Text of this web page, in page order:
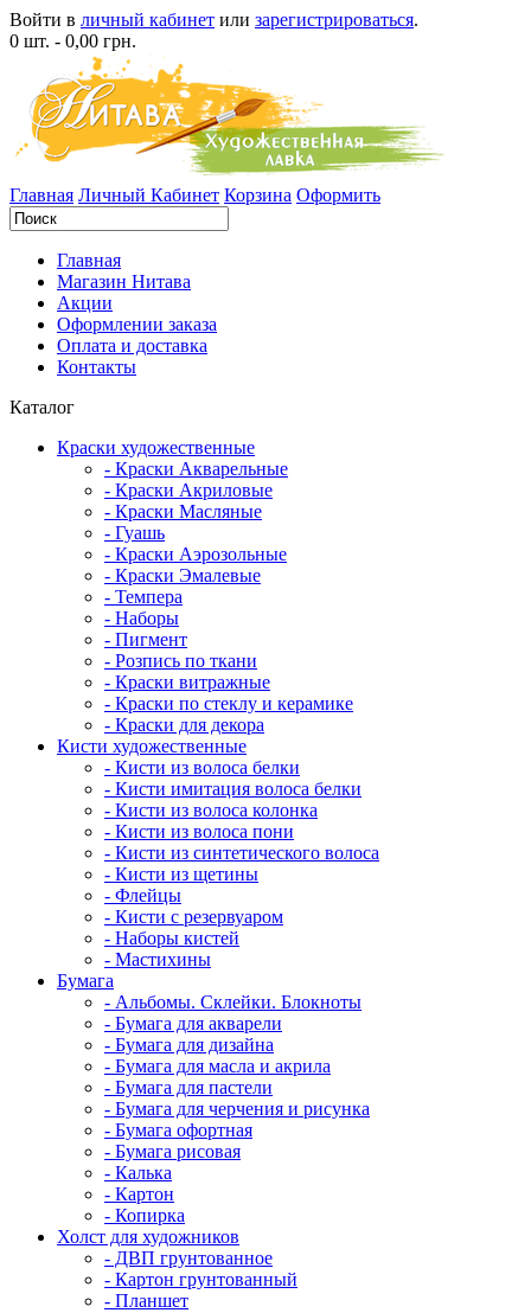
Войти в личный кабинет или зарегистрироваться.
0 шт. - 0,00 грн.
Главная Личный Кабинет Корзина Оформить
Главная
Магазин Нитава
Акции
Оформлении заказа
Оплата и доставка
Контакты
Каталог
Краски художественные
- Краски Акварельные
- Краски Акриловые
- Краски Масляные
- Гуашь
- Краски Аэрозольные
- Краски Эмалевые
- Темпера
- Наборы
- Пигмент
- Розпись по ткани
- Краски витражные
- Краски по стеклу и керамике
- Краски для декора
Кисти художественные
- Кисти из волоса белки
- Кисти имитация волоса белки
- Кисти из волоса колонка
- Кисти из волоса пони
- Кисти из синтетического волоса
- Кисти из щетины
- Флейцы
- Кисти с резервуаром
- Наборы кистей
- Мастихины
Бумага
- Альбомы. Склейки. Блокноты
- Бумага для акварели
- Бумага для дизайна
- Бумага для масла и акрила
- Бумага для пастели
- Бумага для черчения и рисунка
- Бумага офортная
- Бумага рисовая
- Калька
- Картон
- Копирка
Холст для художников
- ДВП грунтованное
- Картон грунтованный
- Планшет